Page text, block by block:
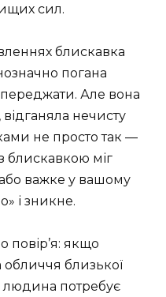
сил.
блискавка
погана
Але вона
нечисту
не просто так —
блискавкою міг
важке у вашому
і зникне.
повір’я: якщо
обличчя близької
потребує